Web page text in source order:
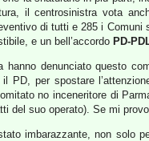
il centrosinistra vota
di tutti e 285 i
e un bell’accordo PD-
hanno denunciato questo
PD, per spostare
no inceneritore di
del suo operato). Se mi
imbarazzante, non